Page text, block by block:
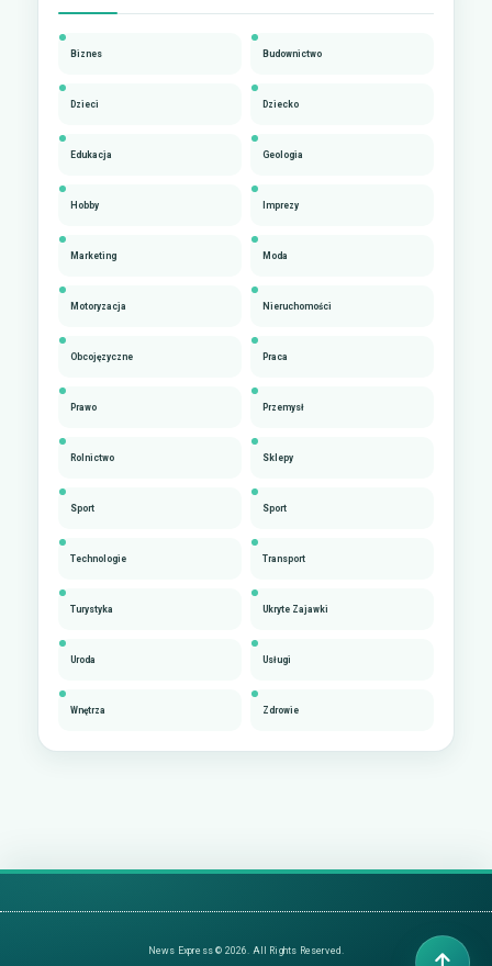
Biznes Budownictwo
Dzieci Dziecko
Edukacja Geologia
Hobby Imprezy
Marketing Moda
Motoryzacja Nieruchomości
Obcojęzyczne Praca
Prawo Przemysł
Rolnictwo Sklepy
Sport Sport
Technologie Transport
Turystyka Ukryte Zajawki
Uroda Usługi
Wnętrza Zdrowie
News Express © 2026. All Rights Reserved.